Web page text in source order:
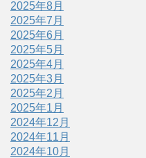
2025年8月
2025年7月
2025年6月
2025年5月
2025年4月
2025年3月
2025年2月
2025年1月
2024年12月
2024年11月
2024年10月